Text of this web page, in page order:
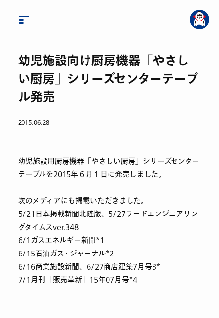
幼児施設向け厨房機器「やさし
い厨房」シリーズセンターテーブ
ル発売
2015.06.28
幼児施設用厨房機器「やさしい厨房」シリーズセンター
テーブルを2015年６月１日に発売しました。
次のメディアにも掲載いただきました。
5/21日本掲載新聞北陸版、5/27フードエンジニアリン
グタイムスver.348
6/1ガスエネルギー新聞*1
6/15石油ガス・ジャーナル*2
6/16商業施設新聞、6/27商店建築7月号3*
7/1月刊「販売革新」15年07月号*4